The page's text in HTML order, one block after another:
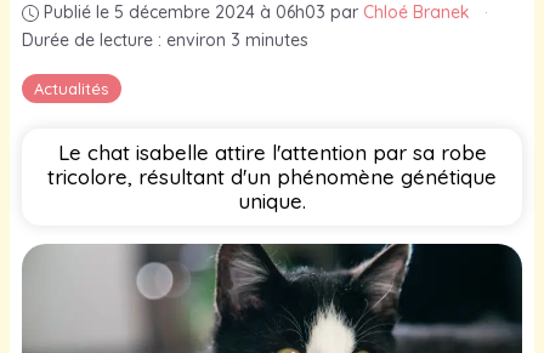
Actualités
Publié le 5 décembre 2024 à 06h03 par Chloé Branek
·
Durée de lecture : environ 3 minutes
Le chat isabelle attire l'attention par sa robe
tricolore, résultant d'un phénomène génétique
unique.